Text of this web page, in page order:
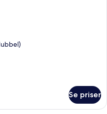
Se priser